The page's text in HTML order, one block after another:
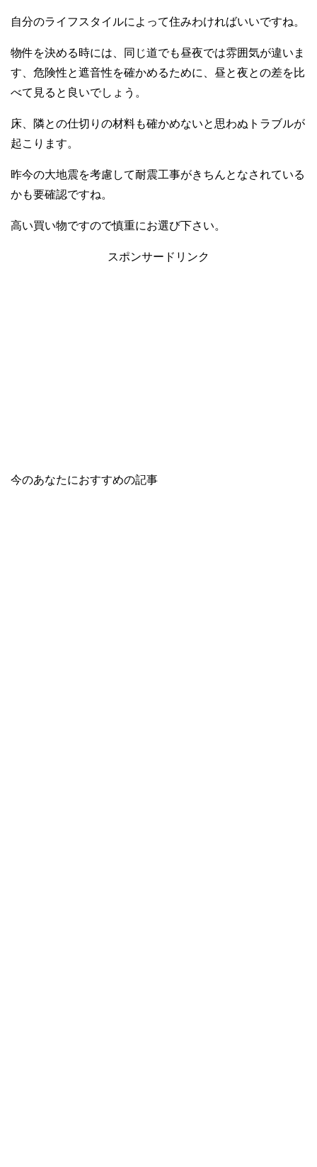
自分のライフスタイルによって住みわければいいですね。
物件を決める時には、同じ道でも昼夜では雰囲気が違いま
す、危険性と遮音性を確かめるために、昼と夜との差を比
べて見ると良いでしょう。
床、隣との仕切りの材料も確かめないと思わぬトラブルが
起こります。
昨今の大地震を考慮して耐震工事がきちんとなされている
かも要確認ですね。
高い買い物ですので慎重にお選び下さい。
スポンサードリンク
今のあなたにおすすめの記事